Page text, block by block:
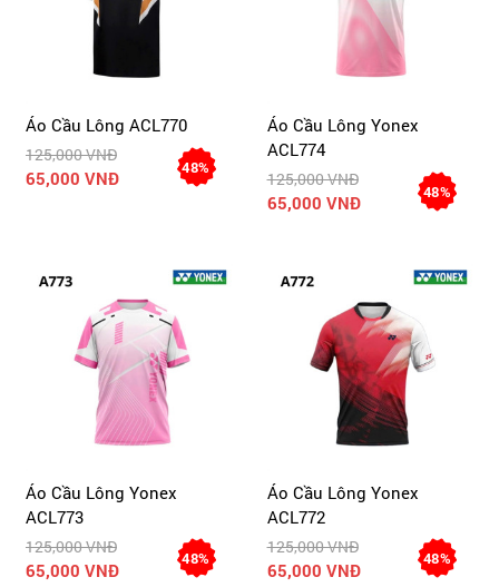
Áo Cầu Lông ACL770
125,000 VNĐ
65,000 VNĐ
48%
Áo Cầu Lông Yonex
ACL774
125,000 VNĐ
65,000 VNĐ
48%
Áo Cầu Lông Yonex
ACL773
125,000 VNĐ
65,000 VNĐ
48%
Áo Cầu Lông Yonex
ACL772
125,000 VNĐ
65,000 VNĐ
48%